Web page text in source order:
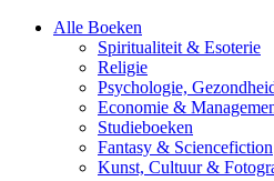
Alle Boeken
Spiritualiteit & Esoterie
Religie
Psychologie,
Economie &
Studieboeken
Fantasy & Sciencefiction
Kunst, Cultuur &